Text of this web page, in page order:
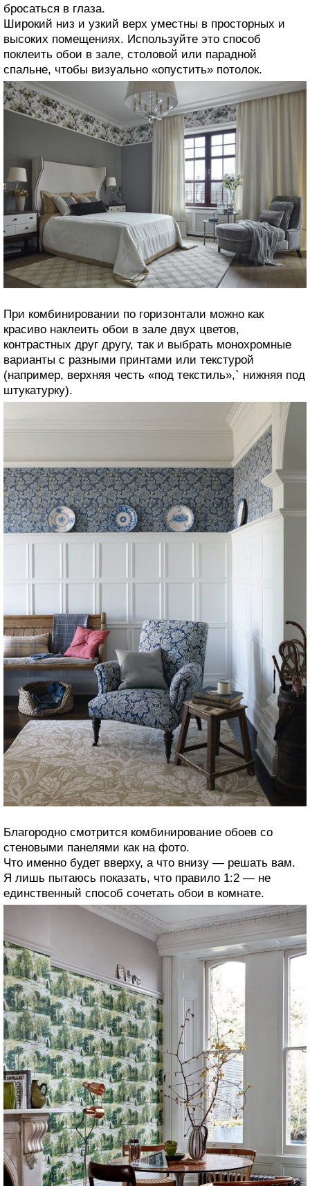
бросаться в глаза.
Широкий низ и узкий верх уместны в просторных и
высоких помещениях. Используйте это способ
поклеить обои в зале, столовой или парадной
спальне, чтобы визуально «опустить» потолок.
При комбинировании по горизонтали можно как
красиво наклеить обои в зале двух цветов,
контрастных друг другу, так и выбрать монохромные
варианты с разными принтами или текстурой
(например, верхняя честь «под текстиль»,` нижняя под
штукатурку).
Благородно смотрится комбинирование обоев со
стеновыми панелями как на фото.
Что именно будет вверху, а что внизу — решать вам.
Я лишь пытаюсь показать, что правило 1:2 — не
единственный способ сочетать обои в комнате.